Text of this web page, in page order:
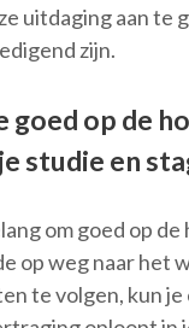
uitdaging aan te
zijn.
goed op de
studie en
om goed op
op weg naar het
te volgen, kun